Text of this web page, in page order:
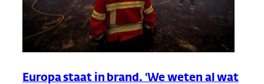
Europa staat in brand. ‘We weten al wat